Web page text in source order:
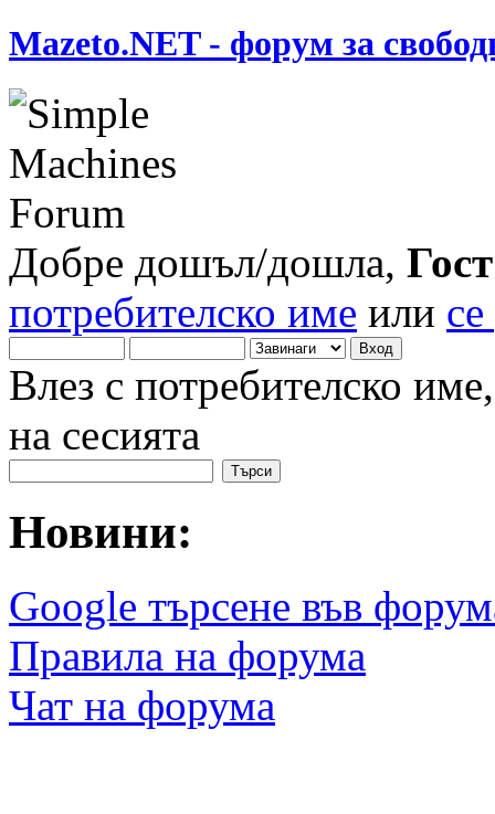
Mazeto.NET - форум за
Добре дошъл/дошла, Гост
потребителско име или
Влез с потребителско
на сесията
Новини:
Google търсене във
Правила на форума
Чат на форума